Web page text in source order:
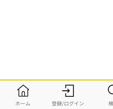
ホーム 登録/ログイン